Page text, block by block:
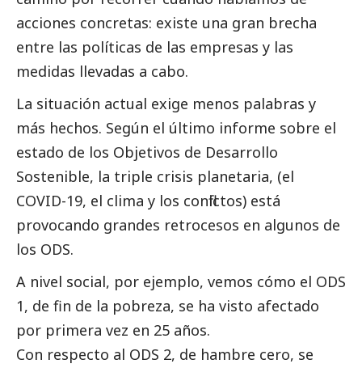
acciones concretas: existe una gran brecha
entre las políticas de las empresas y las
medidas llevadas a cabo.
La situación actual exige menos palabras y
más hechos. Según el último informe sobre el
estado de los Objetivos de Desarrollo
Sostenible, la triple crisis planetaria, (el
COVID-19, el clima y los conflictos) está
provocando grandes retrocesos en algunos de
los ODS.
A nivel social, por ejemplo, vemos cómo el ODS
1, de fin de la pobreza, se ha visto afectado
por primera vez en 25 años.
Con respecto al ODS 2, de hambre cero, se